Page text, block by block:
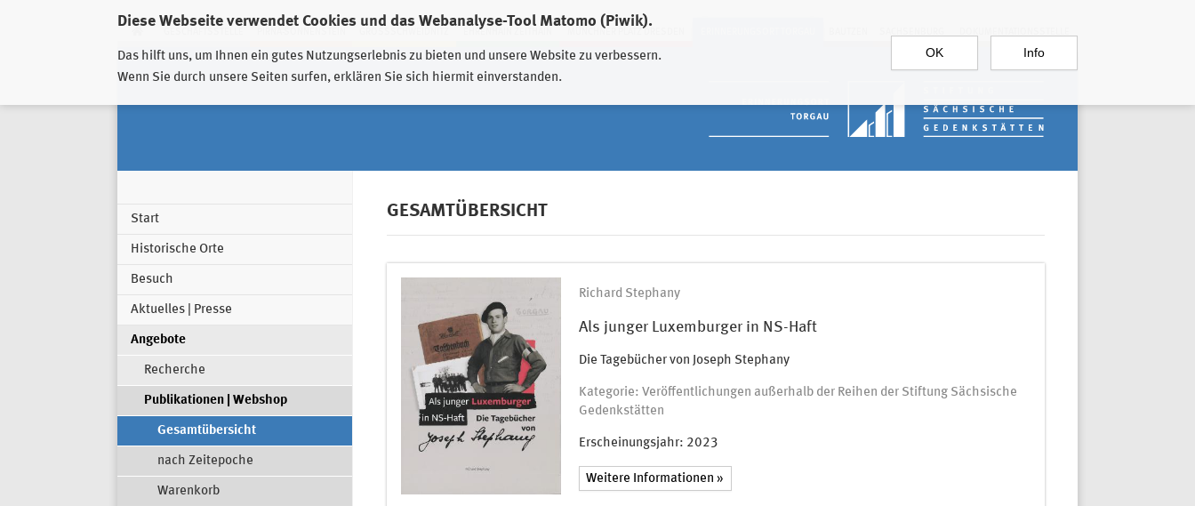
Diese Webseite verwendet Cookies und das Webanalyse-Tool Matomo (Piwik).
Das hilft uns, um Ihnen ein gutes Nutzungserlebnis zu bieten und unsere Website zu verbessern.
Wenn Sie durch unsere Seiten surfen, erklären Sie sich hiermit einverstanden.
OK Info
EHRENHAIN ZEITHAIN MÜNCHNER PLATZ DRESDEN
Start
Historische Orte
Besuch
Aktuelles | Presse
Angebote
Recherche
Publikationen | Webshop
Gesamtübersicht
nach Zeitepoche
Warenkorb
GESAMTÜBERSICHT
Richard Stephany
Als junger Luxemburger in NS-Haft
Die Tagebücher von Joseph Stephany
Kategorie: Veröffentlichungen außerhalb der Reihen der Stiftung Sächsische
Gedenkstätten
Erscheinungsjahr: 2023
Weitere Informationen »